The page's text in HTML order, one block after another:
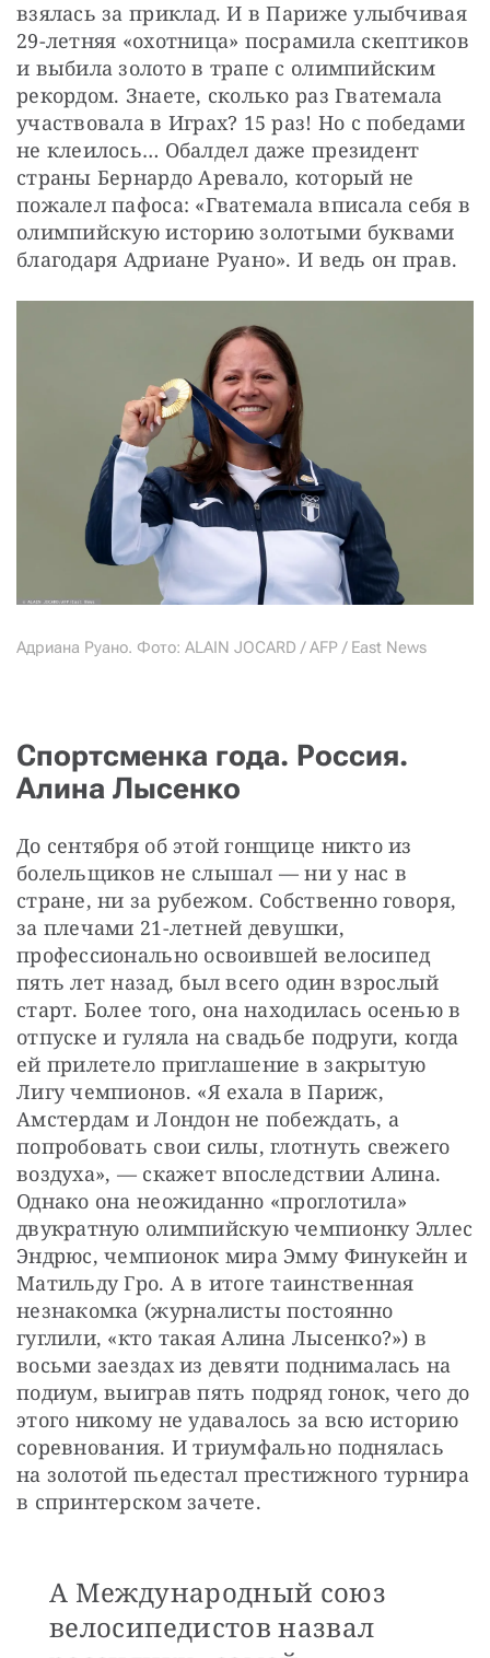
взялась за приклад. И в Париже улыбчивая
29-летняя «охотница» посрамила скептиков
и выбила золото в трапе с олимпийским
рекордом. Знаете, сколько раз Гватемала
участвовала в Играх? 15 раз! Но с победами
не клеилось… Обалдел даже президент
страны Бернардо Аревало, который не
пожалел пафоса: «Гватемала вписала себя в
олимпийскую историю золотыми буквами
благодаря Адриане Руано». И ведь он прав.
Адриана Руано. Фото: ALAIN JOCARD / AFP / East News
Спортсменка года. Россия.
Алина Лысенко
До сентября об этой гонщице никто из
болельщиков не слышал — ни у нас в
стране, ни за рубежом. Собственно говоря,
за плечами 21-летней девушки,
профессионально освоившей велосипед
пять лет назад, был всего один взрослый
старт. Более того, она находилась осенью в
отпуске и гуляла на свадьбе подруги, когда
ей прилетело приглашение в закрытую
Лигу чемпионов. «Я ехала в Париж,
Амстердам и Лондон не побеждать, а
попробовать свои силы, глотнуть свежего
воздуха», — скажет впоследствии Алина.
Однако она неожиданно «проглотила»
двукратную олимпийскую чемпионку Эллес
Эндрюс, чемпионок мира Эмму Финукейн и
Матильду Гро. А в итоге таинственная
незнакомка (журналисты постоянно
гуглили, «кто такая Алина Лысенко?») в
восьми заездах из девяти поднималась на
подиум, выиграв пять подряд гонок, чего до
этого никому не удавалось за всю историю
соревнования. И триумфально поднялась
на золотой пьедестал престижного турнира
в спринтерском зачете.
А Международный союз
велосипедистов назвал